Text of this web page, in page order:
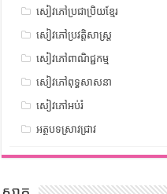
សៀវភៅប្រជាប្រិយខ្មែរ
សៀវភៅប្រវត្តិសាស្រ្ត
សៀវភៅពាណិជ្ជកម្ម
សៀវភៅពុទ្ធសាសនា
សៀវភៅអប់រំ
អត្ថបទស្រាវជ្រាវ